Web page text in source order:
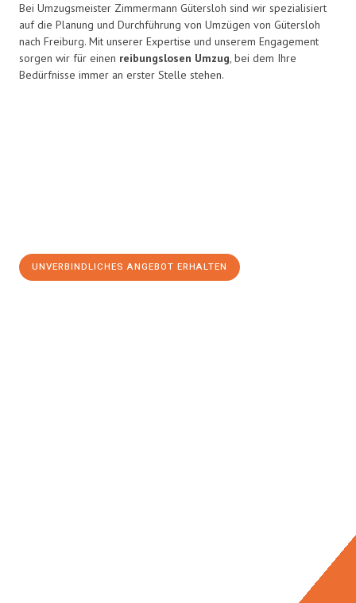
Bei Umzugsmeister Zimmermann Gütersloh sind wir spezialisiert
auf die Planung und Durchführung von Umzügen von Gütersloh
nach Freiburg. Mit unserer Expertise und unserem Engagement
sorgen wir für einen reibungslosen Umzug, bei dem Ihre
Bedürfnisse immer an erster Stelle stehen.
UNVERBINDLICHES ANGEBOT ERHALTEN